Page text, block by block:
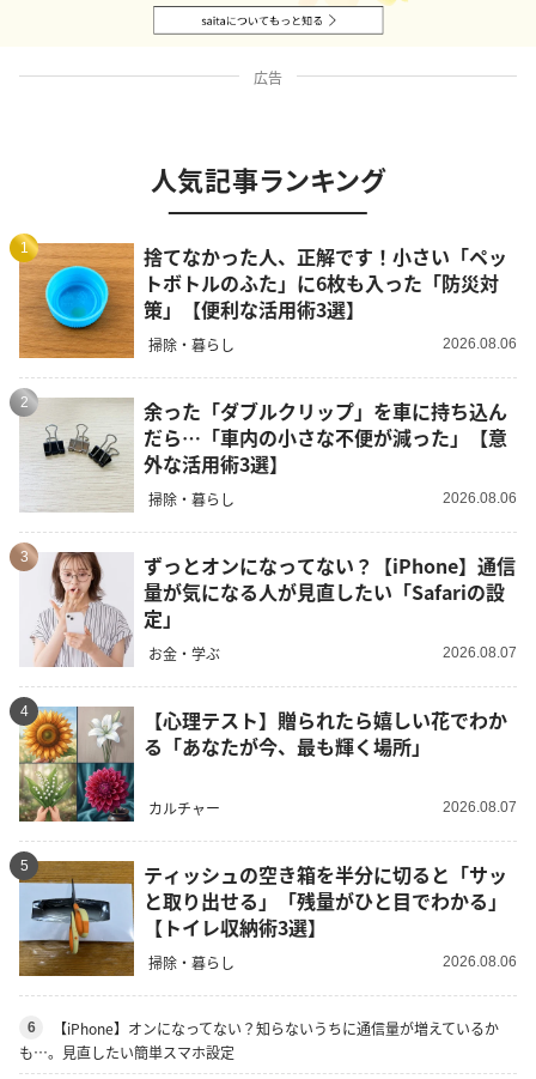
広告
人気記事ランキング
1
捨てなかった人、正解です！小さい「ペッ
トボトルのふた」に6枚も入った「防災対
策」【便利な活用術3選】
掃除・暮らし 2026.08.06
2
余った「ダブルクリップ」を車に持ち込ん
だら…「車内の小さな不便が減った」【意
外な活用術3選】
掃除・暮らし 2026.08.06
3
ずっとオンになってない？【iPhone】通信
量が気になる人が見直したい「Safariの設
定」
お金・学ぶ 2026.08.07
4
【心理テスト】贈られたら嬉しい花でわか
る「あなたが今、最も輝く場所」
カルチャー 2026.08.07
5
ティッシュの空き箱を半分に切ると「サッ
と取り出せる」「残量がひと目でわかる」
【トイレ収納術3選】
掃除・暮らし 2026.08.06
6
【iPhone】オンになってない？知らないうちに通信量が増えているか
も…。見直したい簡単スマホ設定